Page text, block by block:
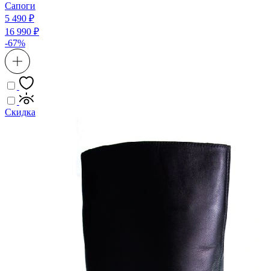
Сапоги
5 490 ₽
16 990 ₽
-67%
Скидка